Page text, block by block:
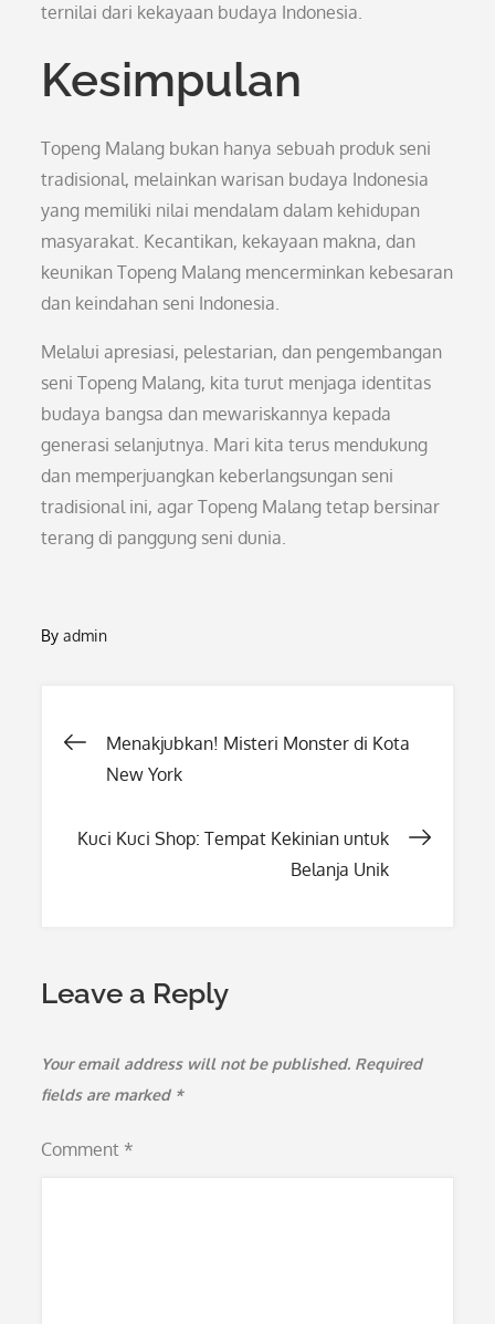
ternilai dari kekayaan budaya Indonesia.
Kesimpulan
Topeng Malang bukan hanya sebuah produk seni
tradisional, melainkan warisan budaya Indonesia
yang memiliki nilai mendalam dalam kehidupan
masyarakat. Kecantikan, kekayaan makna, dan
keunikan Topeng Malang mencerminkan kebesaran
dan keindahan seni Indonesia.
Melalui apresiasi, pelestarian, dan pengembangan
seni Topeng Malang, kita turut menjaga identitas
budaya bangsa dan mewariskannya kepada
generasi selanjutnya. Mari kita terus mendukung
dan memperjuangkan keberlangsungan seni
tradisional ini, agar Topeng Malang tetap bersinar
terang di panggung seni dunia.
Byadmin
Post
Menakjubkan! Misteri Monster di Kota
New York
Kuci Kuci Shop: Tempat Kekinian untuk
Belanja Unik
Leave a Reply
Your email address will not be published. Required
fields are marked *
Comment *